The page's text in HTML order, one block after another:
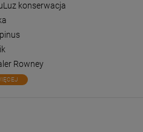
konserwacja
Rowney